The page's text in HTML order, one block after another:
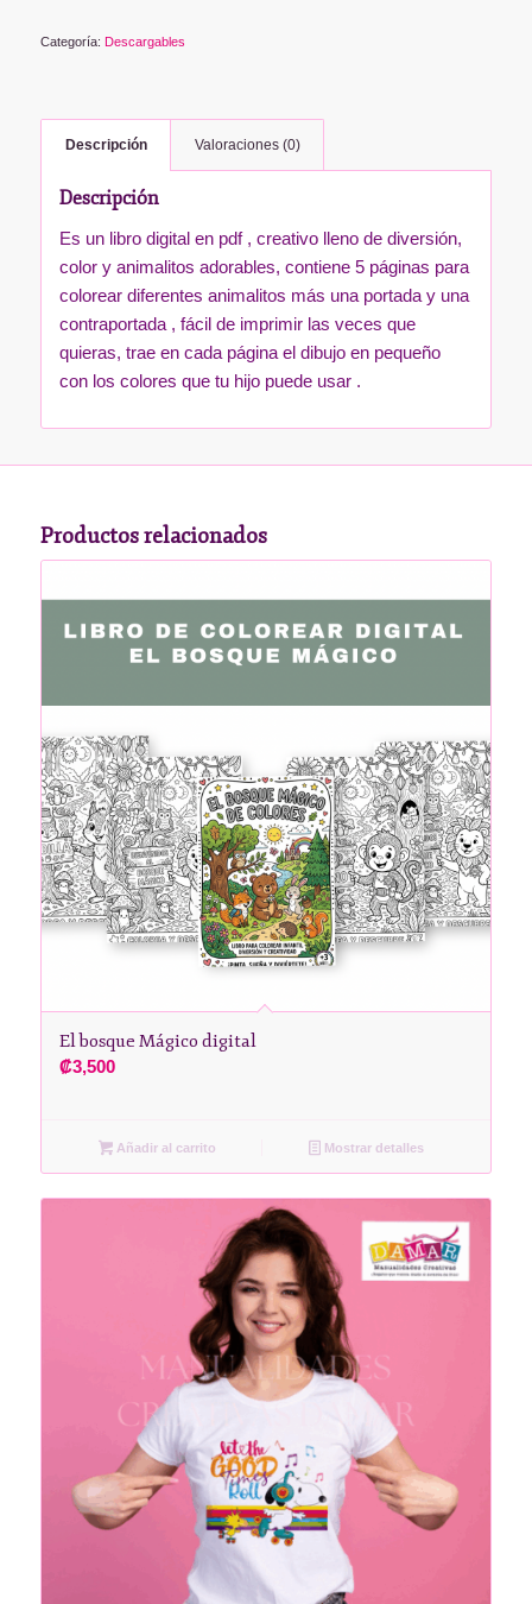
Categoría: Descargables
Descripción Valoraciones (0)
Descripción
Es un libro digital en pdf , creativo lleno de diversión,
color y animalitos adorables, contiene 5 páginas para
colorear diferentes animalitos más una portada y una
contraportada , fácil de imprimir las veces que
quieras, trae en cada página el dibujo en pequeño
con los colores que tu hijo puede usar .
Productos relacionados
El bosque Mágico digital
₡3,500
Añadir al carrito Mostrar detalles